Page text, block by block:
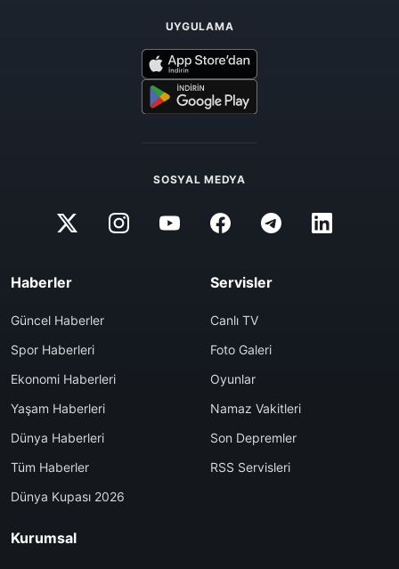
UYGULAMA
SOSYAL MEDYA
Haberler
Güncel Haberler
Spor Haberleri
Ekonomi Haberleri
Yaşam Haberleri
Dünya Haberleri
Tüm Haberler
Dünya Kupası 2026
Servisler
Canlı TV
Foto Galeri
Oyunlar
Namaz Vakitleri
Son Depremler
RSS Servisleri
Kurumsal